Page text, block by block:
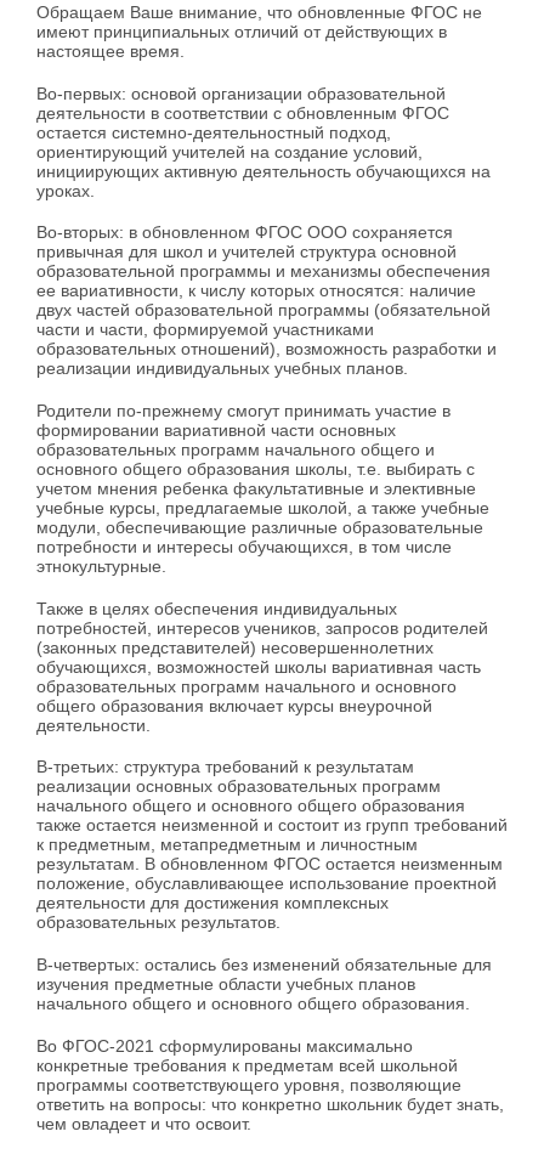
Обращаем Ваше внимание, что обновленные ФГОС не
имеют принципиальных отличий от действующих в
настоящее время.
Во-первых: основой организации образовательной
деятельности в соответствии с обновленным ФГОС
остается системно-деятельностный подход,
ориентирующий учителей на создание условий,
инициирующих активную деятельность обучающихся на
уроках.
Во-вторых: в обновленном ФГОС ООО сохраняется
привычная для школ и учителей структура основной
образовательной программы и механизмы обеспечения
ее вариативности, к числу которых относятся: наличие
двух частей образовательной программы (обязательной
части и части, формируемой участниками
образовательных отношений), возможность разработки и
реализации индивидуальных учебных планов.
Родители по-прежнему смогут принимать участие в
формировании вариативной части основных
образовательных программ начального общего и
основного общего образования школы, т.е. выбирать с
учетом мнения ребенка факультативные и элективные
учебные курсы, предлагаемые школой, а также учебные
модули, обеспечивающие различные образовательные
потребности и интересы обучающихся, в том числе
этнокультурные.
Также в целях обеспечения индивидуальных
потребностей, интересов учеников, запросов родителей
(законных представителей) несовершеннолетних
обучающихся, возможностей школы вариативная часть
образовательных программ начального и основного
общего образования включает курсы внеурочной
деятельности.
В-третьих: структура требований к результатам
реализации основных образовательных программ
начального общего и основного общего образования
также остается неизменной и состоит из групп требований
к предметным, метапредметным и личностным
результатам. В обновленном ФГОС остается неизменным
положение, обуславливающее использование проектной
деятельности для достижения комплексных
образовательных результатов.
В-четвертых: остались без изменений обязательные для
изучения предметные области учебных планов
начального общего и основного общего образования.
Во ФГОС-2021 сформулированы максимально
конкретные требования к предметам всей школьной
программы соответствующего уровня, позволяющие
ответить на вопросы: что конкретно школьник будет знать,
чем овладеет и что освоит.